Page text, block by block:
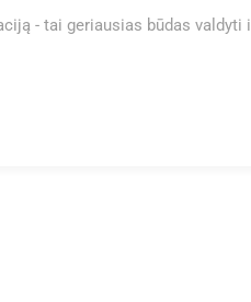
- tai geriausias būdas valdyti